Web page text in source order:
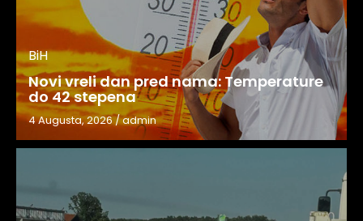
BiH
Novi vreli dan pred nama: Temperature
do 42 stepena
4 Augusta, 2026/admin